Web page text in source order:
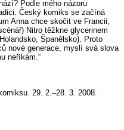
Podle mého názoru
Český komiks se začíná
Anna chce skočit ve Francii,
Nitro těžkne glycerinem
Španělsko). Proto
nové generace, myslí svá slova
neříkám.“
29. 2.–28. 3. 2008.